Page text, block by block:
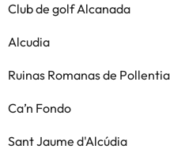
Club de golf Alcanada
Alcudia
Ruinas Romanas de Pollentia
Ca’n Fondo
Sant Jaume d'Alcúdia